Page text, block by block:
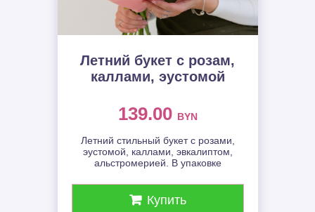
Летний букет с розам,
каллами, эустомой
139.00 BYN
Летний стильный букет с розами,
эустомой, каллами, эвкалиптом,
альстромерией. В упаковке
Купить